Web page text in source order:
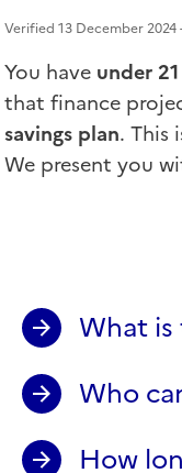
Verified 13 December
You have under
that finance
savings plan. This
We present you
What is
Who
How